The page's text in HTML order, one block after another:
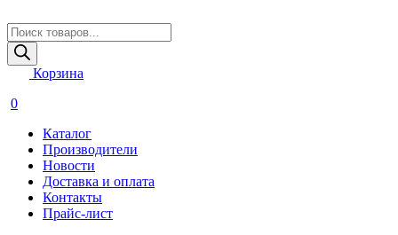
Поиск
товаров
Корзина
0
Каталог
Производители
Новости
Доставка и оплата
Контакты
Прайс-лист